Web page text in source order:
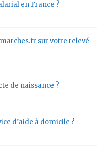
en France ?
sur votre relevé
de naissance ?
d’aide à domicile ?